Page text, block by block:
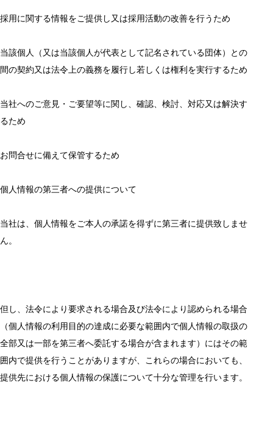
採用に関する情報をご提供し又は採用活動の改善を行うため
当該個人（又は当該個人が代表として記名されている団体）との
間の契約又は法令上の義務を履行し若しくは権利を実行するため
当社へのご意見・ご要望等に関し、確認、検討、対応又は解決す
るため
お問合せに備えて保管するため
個人情報の第三者への提供について
当社は、個人情報をご本人の承諾を得ずに第三者に提供致しませ
ん。
但し、法令により要求される場合及び法令により認められる場合
（個人情報の利用目的の達成に必要な範囲内で個人情報の取扱の
全部又は一部を第三者へ委託する場合が含まれます）にはその範
囲内で提供を行うことがありますが、これらの場合においても、
提供先における個人情報の保護について十分な管理を行います。